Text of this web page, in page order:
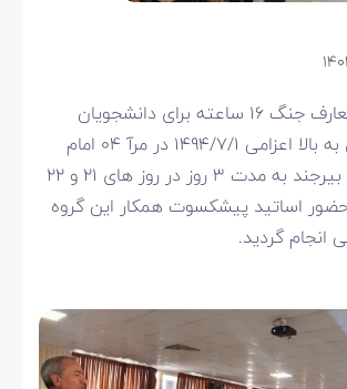
اجرای آموزش معارف جنگ ۱۶ ساعته برای دانشجویان
وظیفه لیسانس به بالا اعزامی ۱۴۹۴/۷/۱ در مرآ ۰۴ امام
رضا (ع) نزاجا در بیرجند به مدت ۳ روز در روز های ۲۱ و ۲۲
با حضور اساتید پیشکسوت همکار این گروه
انجام گردید.